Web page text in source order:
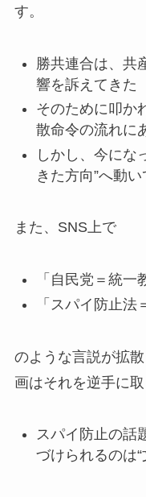
す。
勝共連合は、共
響を訴えてきた
そのために叩か
散命令の流れに
しかし、今にな
きた方向”へ動い
また、SNS上で
「自民党＝統一
「スパイ防止法
のような言説が拡
画はそれを逆手に取
スパイ防止の話
づけられるのは